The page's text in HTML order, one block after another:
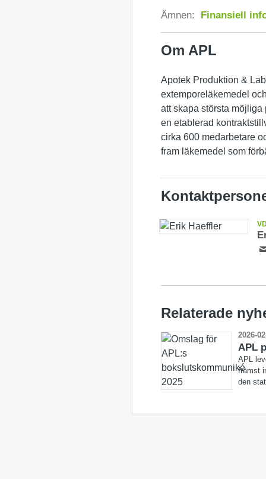
Ämnen: Finansiell
Om APL
Apotek Produktion &
extemporeläkemedel
att skapa största
en etablerad
cirka 600 medarbetare
fram läkemedel som
Relaterade
2026-
APL
APL
främst
den